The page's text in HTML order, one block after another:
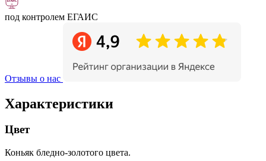
под контролем ЕГАИС
Отзывы о нас
Характеристики
Цвет
Коньяк бледно-золотого цвета.